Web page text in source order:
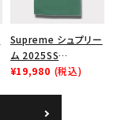
Supreme シュプリー
ム 2025SS
Homerun Tee ホー
¥19,980 (税込)